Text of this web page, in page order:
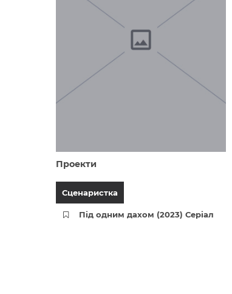
Проекти
Сценаристка
Під одним дахом (2023) Серіал